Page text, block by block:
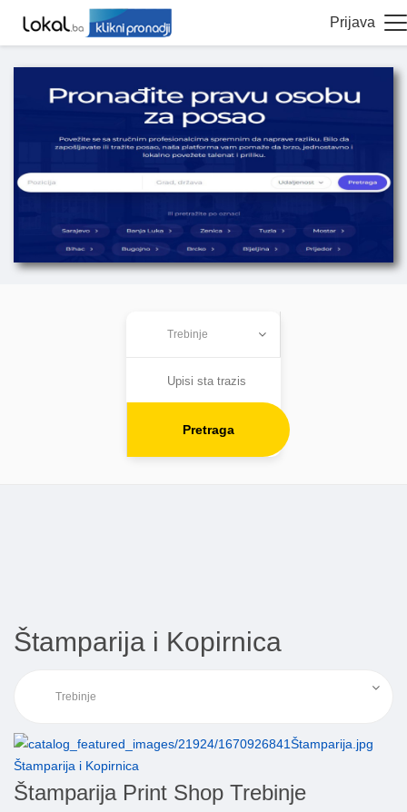
Prijava
Pretraga
Štamparija i Kopirnica
Štamparija i Kopirnica
Štamparija Print Shop Trebinje